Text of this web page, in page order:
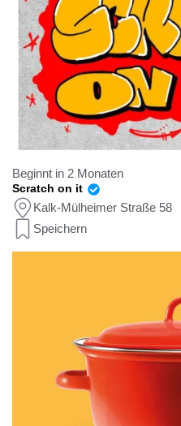
Beginnt in 2 Monaten
Scratch on it
Kalk-Mülheimer Straße 58
Speichern